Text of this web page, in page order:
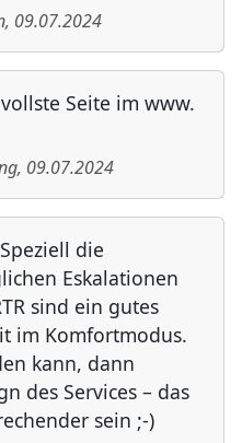
, 09.07.2024
Seite im www.
, 09.07.2024
die
Eskalationen
sind ein gutes
im Komfortmodus.
kann, dann
des Services – das
sein ;-)